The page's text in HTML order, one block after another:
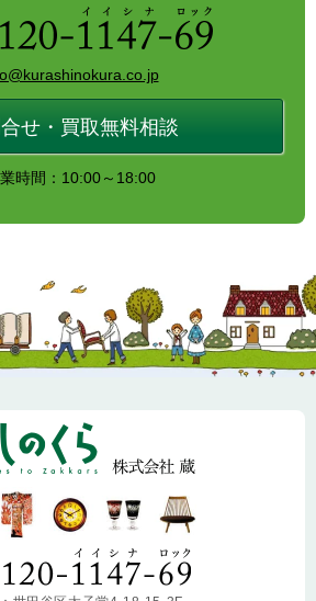
せ・買取無料相談
時間：10:00～18:00